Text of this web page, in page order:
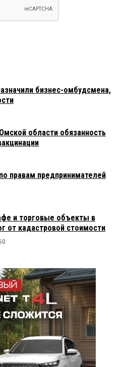
бизнес-омбудсмена,
области обязанность
правам предпринимателей
и торговые объекты в
от кадастровой стоимости